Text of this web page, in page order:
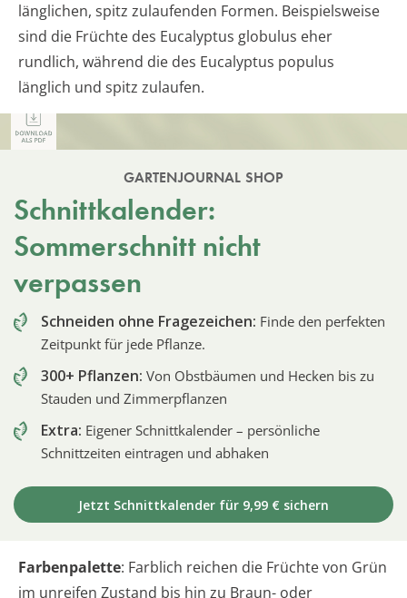
länglichen, spitz zulaufenden Formen. Beispielsweise
sind die Früchte des Eucalyptus globulus eher
rundlich, während die des Eucalyptus populus
länglich und spitz zulaufen.
GARTENJOURNAL SHOP
Schnittkalender:
Sommerschnitt nicht
verpassen
Schneiden ohne Fragezeichen: Finde den perfekten
Zeitpunkt für jede Pflanze.
300+ Pflanzen: Von Obstbäumen und Hecken bis zu
Stauden und Zimmerpflanzen
Extra: Eigener Schnittkalender – persönliche
Schnittzeiten eintragen und abhaken
Jetzt Schnittkalender für 9,99 € sichern
Farbenpalette: Farblich reichen die Früchte von Grün
im unreifen Zustand bis hin zu Braun- oder